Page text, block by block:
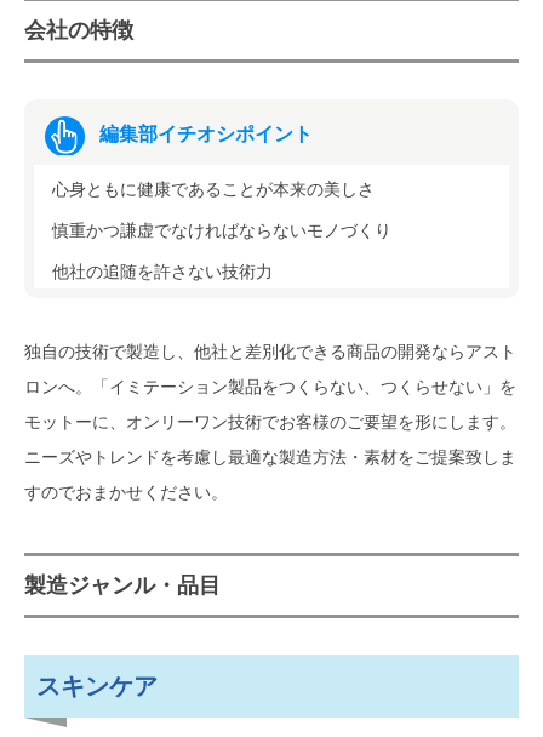
会社の特徴
編集部イチオシポイント
心身ともに健康であることが本来の美しさ
慎重かつ謙虚でなければならないモノづくり
他社の追随を許さない技術力
独自の技術で製造し、他社と差別化できる商品の開発ならアスト
ロンへ。「イミテーション製品をつくらない、つくらせない」を
モットーに、オンリーワン技術でお客様のご要望を形にします。
ニーズやトレンドを考慮し最適な製造方法・素材をご提案致しま
すのでおまかせください。
製造ジャンル・品目
スキンケア